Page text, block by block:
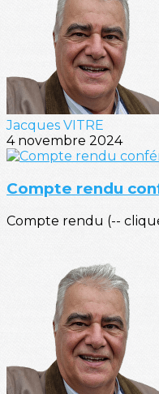
Jacques VITRE
4 novembre 2024
Compte rendu
Compte rendu (--